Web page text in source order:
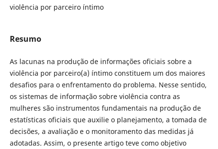
violência por parceiro íntimo
Resumo
As lacunas na produção de informações oficiais sobre a
violência por parceiro(a) íntimo constituem um dos maiores
desafios para o enfrentamento do problema. Nesse sentido,
os sistemas de informação sobre violência contra as
mulheres são instrumentos fundamentais na produção de
estatísticas oficiais que auxilie o planejamento, a tomada de
decisões, a avaliação e o monitoramento das medidas já
adotadas. Assim, o presente artigo teve como objetivo